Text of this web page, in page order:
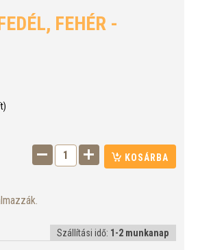
FEHÉR -
KOSÁRBA
Szállítási idő: 1-2 munkanap